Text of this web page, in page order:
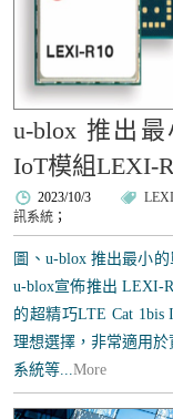
u-blox 推出
IoT模組LEXI-
2023/10/3
訊系統 ；
圖、u-blox 推出最小
u-blox宣佈推出 LEXI-
的超精巧LTE Cat
理想選擇，非常適用
系統等...More